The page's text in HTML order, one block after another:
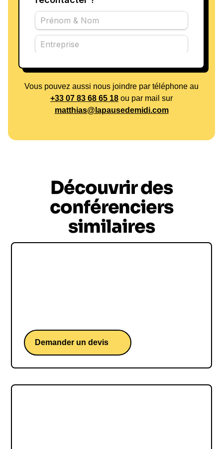
Vous pouvez aussi nous joindre par téléphone au
+33 07 83 68 65 18 ou par mail sur
matthias@lapausedemidi.com
Découvrir des
conférenciers
similaires
Demander un devis